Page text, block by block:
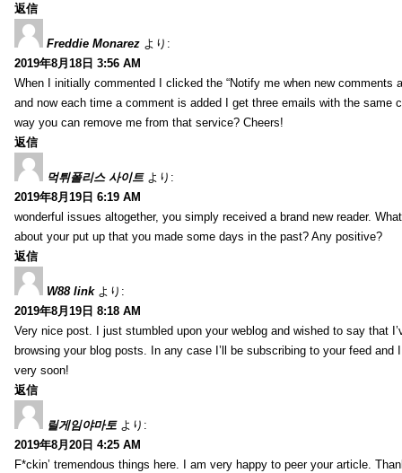
返信
Freddie Monarez より:
2019年8月18日 3:56 AM
When I initially commented I clicked the “Notify me when new comments
and now each time a comment is added I get three emails with the same
way you can remove me from that service? Cheers!
返信
먹튀폴리스 사이트 より:
2019年8月19日 6:19 AM
wonderful issues altogether, you simply received a brand new reader.
about your put up that you made some days in the past? Any positive?
返信
W88 link より:
2019年8月19日 8:18 AM
Very nice post. I just stumbled upon your weblog and wished to say that
browsing your blog posts. In any case I’ll be subscribing to your feed and
very soon!
返信
릴게임야마토 より:
2019年8月20日 4:25 AM
F*ckin’ tremendous things here. I am very happy to peer your article.